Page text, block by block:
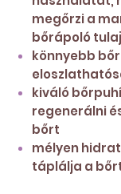
megőrzi a
bőrápoló
könnyebb
kiváló
regenerálni
bőrt
mélyen
táplálja a